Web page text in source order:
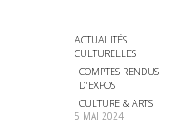
ACTUALITÉS
CULTURELLES
COMPTES RENDUS
D'EXPOS
CULTURE & ARTS
5 MAI 2024